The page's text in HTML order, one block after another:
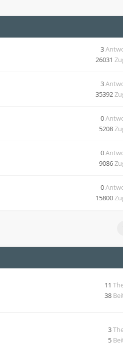
3
26031
3
35392
0
5208
0
9086
0
15800
11
38
3
5